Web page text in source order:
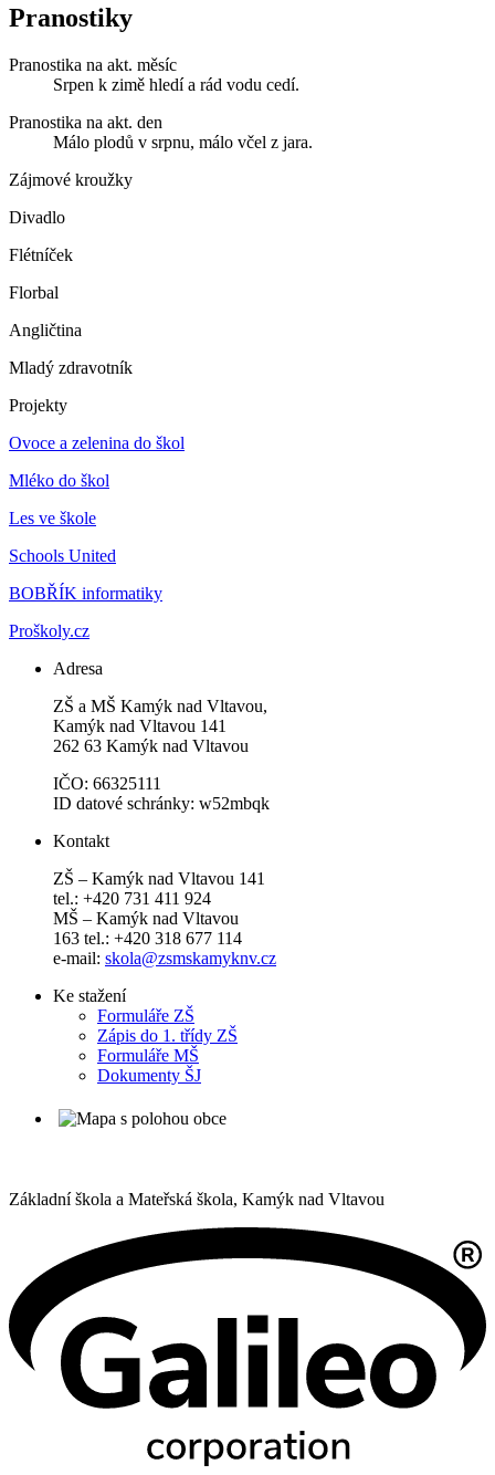
Pranostiky
Pranostika na akt. měsíc
Srpen k zimě hledí a rád vodu cedí.
Pranostika na akt. den
Málo plodů v srpnu, málo včel z jara.
Zájmové kroužky
Divadlo
Flétníček
Florbal
Angličtina
Mladý zdravotník
Projekty
Ovoce a zelenina do škol
Mléko do škol
Les ve škole
Schools United
BOBŘÍK informatiky
Proškoly.cz
Adresa
ZŠ a MŠ Kamýk nad Vltavou,
Kamýk nad Vltavou 141
262 63 Kamýk nad Vltavou
IČO: 66325111
ID datové schránky: w52mbqk
Kontakt
ZŠ – Kamýk nad Vltavou 141
tel.: +420 731 411 924
MŠ – Kamýk nad Vltavou
163 tel.: +420 318 677 114
e-mail: skola@zsmskamyknv.cz
Ke stažení
Formuláře ZŠ
Zápis do 1. třídy ZŠ
Formuláře MŠ
Dokumenty ŠJ
Základní škola a Mateřská škola, Kamýk nad Vltavou